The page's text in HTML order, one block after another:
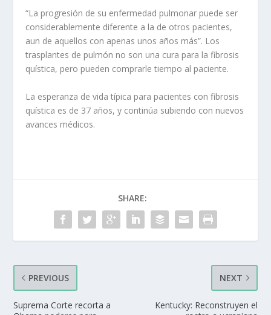
“La progresión de su enfermedad pulmonar puede ser
considerablemente diferente a la de otros pacientes,
aun de aquellos con apenas unos años más”. Los
trasplantes de pulmón no son una cura para la fibrosis
quística, pero pueden comprarle tiempo al paciente.
La esperanza de vida típica para pacientes con fibrosis
quística es de 37 años, y continúa subiendo con nuevos
avances médicos.
SHARE:
PREVIOUS
Suprema Corte recorta a
NEXT
Kentucky: Reconstruyen el